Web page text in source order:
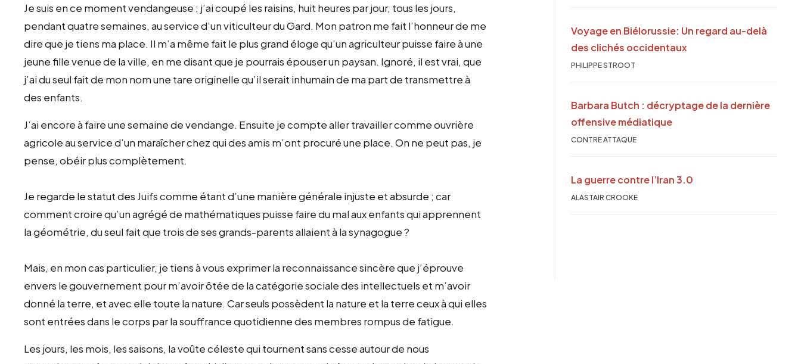
Je suis en ce moment vendangeuse ; j’ai coupé les raisins, huit heures par jour, tous les jours,
pendant quatre semaines, au service d’un viticulteur du Gard. Mon patron me fait l’honneur de me
dire que je tiens ma place. Il m’a même fait le plus grand éloge qu’un agriculteur puisse faire à une
jeune fille venue de la ville, en me disant que je pourrais épouser un paysan. Ignoré, il est vrai, que
j’ai du seul fait de mon nom une tare originelle qu’il serait inhumain de ma part de transmettre à
des enfants.
J’ai encore à faire une semaine de vendange. Ensuite je compte aller travailler comme ouvrière
agricole au service d’un maraîcher chez qui des amis m’ont procuré une place. On ne peut pas, je
pense, obéir plus complètement.
Je regarde le statut des Juifs comme étant d’une manière générale injuste et absurde ; car
comment croire qu’un agrégé de mathématiques puisse faire du mal aux enfants qui apprennent
la géométrie, du seul fait que trois de ses grands-parents allaient à la synagogue ?
Mais, en mon cas particulier, je tiens à vous exprimer la reconnaissance sincère que j’éprouve
envers le gouvernement pour m’avoir ôtée de la caté­gorie sociale des intellectuels et m’avoir
donné la terre, et avec elle toute la nature. Car seuls possèdent la nature et la terre ceux à qui elles
sont entrées dans le corps par la souffrance quotidienne des membres rompus de fatigue.
Les jours, les mois, les saisons, la voûte céleste qui tournent sans cesse autour de nous
Voyage en Biélorussie: Un regard au-delà
des clichés occidentaux
PHILIPPE STROOT
Barbara Butch : décryptage de la dernière
offensive médiatique
CONTRE ATTAQUE
La guerre contre l’Iran 3.0
ALASTAIR CROOKE